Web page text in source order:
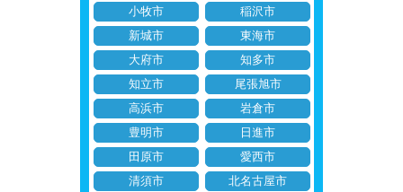
小牧市
稲沢市
新城市
東海市
大府市
知多市
知立市
尾張旭市
高浜市
岩倉市
豊明市
日進市
田原市
愛西市
清須市
北名古屋市